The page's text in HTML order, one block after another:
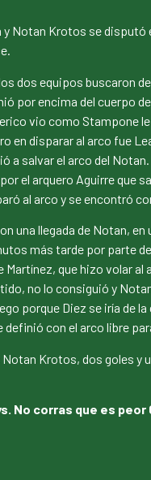
Notan Krotos se disputó
dos equipos buscaron
por encima del cuerpo
vio como Stampone
en disparar al arco fue
a salvar el arco del
el arquero Aguirre que
al arco y se encontró
una llegada de Notan,
más tarde por parte
que hizo volar
no lo consiguió y
porque Diez se iría de
con el arco libre
Krotos, dos goles y
No corras que es peor